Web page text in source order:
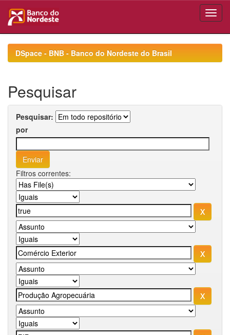
navigationDSpace - BNB - Banco do Nordeste do Brasil
Pesquisar
Pesquisar:
por
Filtros correntes: